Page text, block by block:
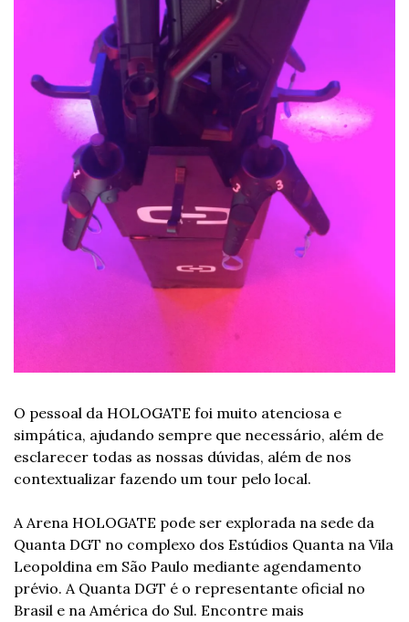
O pessoal da HOLOGATE foi muito atenciosa e
simpática, ajudando sempre que necessário, além de
esclarecer todas as nossas dúvidas, além de nos
contextualizar fazendo um tour pelo local.
A Arena HOLOGATE pode ser explorada na sede da
Quanta DGT no complexo dos Estúdios Quanta na Vila
Leopoldina em São Paulo mediante agendamento
prévio. A Quanta DGT é o representante oficial no
Brasil e na América do Sul. Encontre mais